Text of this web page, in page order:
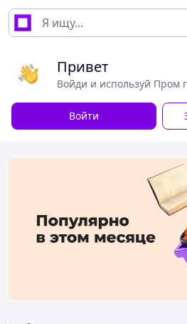
Привет
Войди и используй Пром
Войти